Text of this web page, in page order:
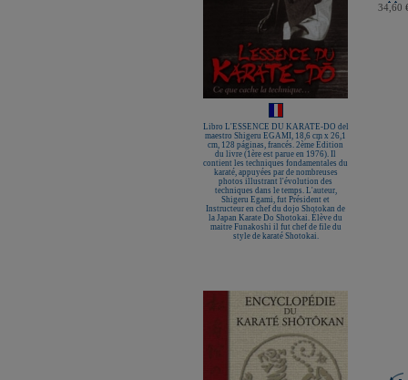
34,60
Libro L'ESSENCE DU KARATE-DO del
maestro Shigeru EGAMI, 18,6 cm x 26,1
cm, 128 páginas, francés. 2ème Édition
du livre (1ère est parue en 1976). Il
contient les techniques fondamentales du
karaté, appuyées par de nombreuses
photos illustrant l'évolution des
techniques dans le temps. L'auteur,
Shigeru Egami, fut Président et
Instructeur en chef du dojo Shotokan de
la Japan Karate Do Shotokai. Élève du
maitre Funakoshi il fut chef de file du
style de karaté Shotokai.